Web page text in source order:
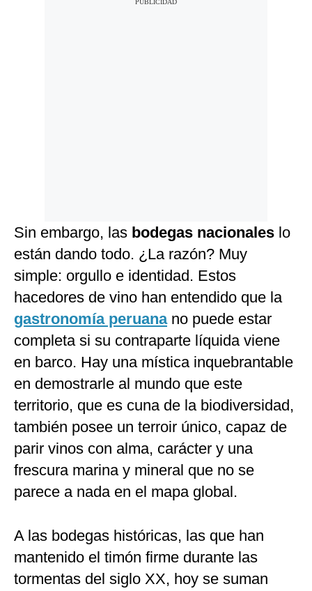
Sin embargo, las bodegas nacionales lo
están dando todo. ¿La razón? Muy
simple: orgullo e identidad. Estos
hacedores de vino han entendido que la
gastronomía peruanano puede estar
completa si su contraparte líquida viene
en barco. Hay una mística inquebrantable
en demostrarle al mundo que este
territorio, que es cuna de la biodiversidad,
también posee un terroir único, capaz de
parir vinos con alma, carácter y una
frescura marina y mineral que no se
parece a nada en el mapa global.
A las bodegas históricas, las que han
mantenido el timón firme durante las
tormentas del siglo XX, hoy se suman